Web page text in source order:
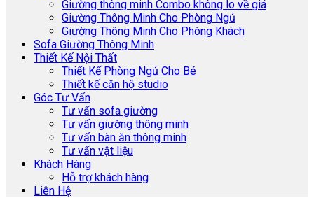
Giường thông minh Combo không lo về giá
Giường Thông Minh Cho Phòng Ngủ
Giường Thông Minh Cho Phòng Khách
Sofa Giường Thông Minh
Thiết Kế Nội Thất
Thiết Kế Phòng Ngủ Cho Bé
Thiết kế căn hộ studio
Góc Tư Vấn
Tư vấn sofa giường
Tư vấn giường thông minh
Tư vấn bàn ăn thông minh
Tư vấn vật liệu
Khách Hàng
Hỗ trợ khách hàng
Liên Hệ